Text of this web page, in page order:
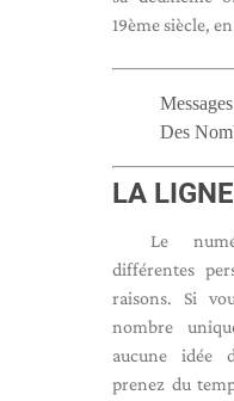
19ème siècle,
Des
LA
Le
différentes
raisons. Si
nombre
aucune idée
prenez du